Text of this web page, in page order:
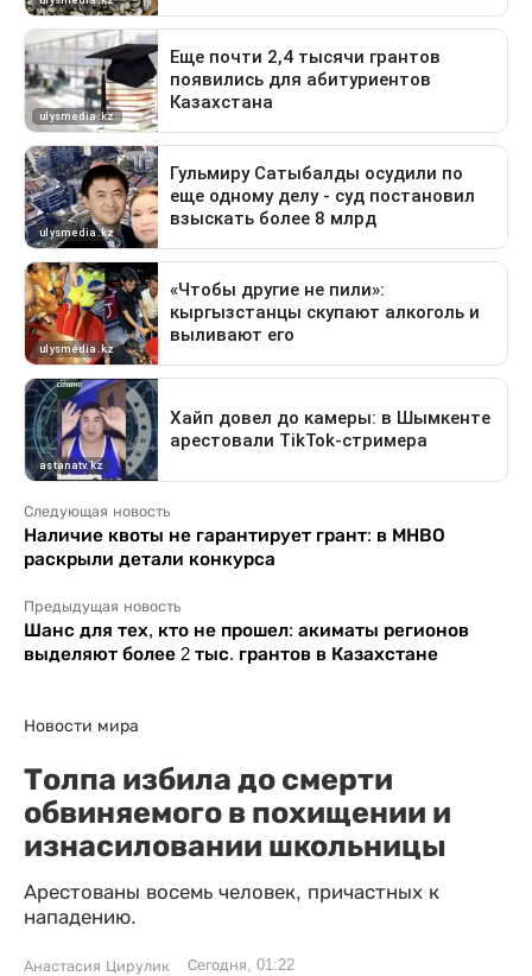
Следующая новость
Наличие квоты не гарантирует грант: в МНВО
раскрыли детали конкурса
Предыдущая новость
Шанс для тех, кто не прошел: акиматы регионов
выделяют более 2 тыс. грантов в Казахстане
Новости мира
Толпа избила до смерти
обвиняемого в похищении и
изнасиловании школьницы
Арестованы восемь человек, причастных к
нападению.
Анастасия Цирулик Сегодня, 01:22